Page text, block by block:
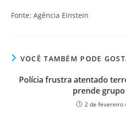
Fonte: Agência Einstein
VOCÊ TAMBÉM PODE
Polícia frustra atentado
prende grupo
2 de fevereiro